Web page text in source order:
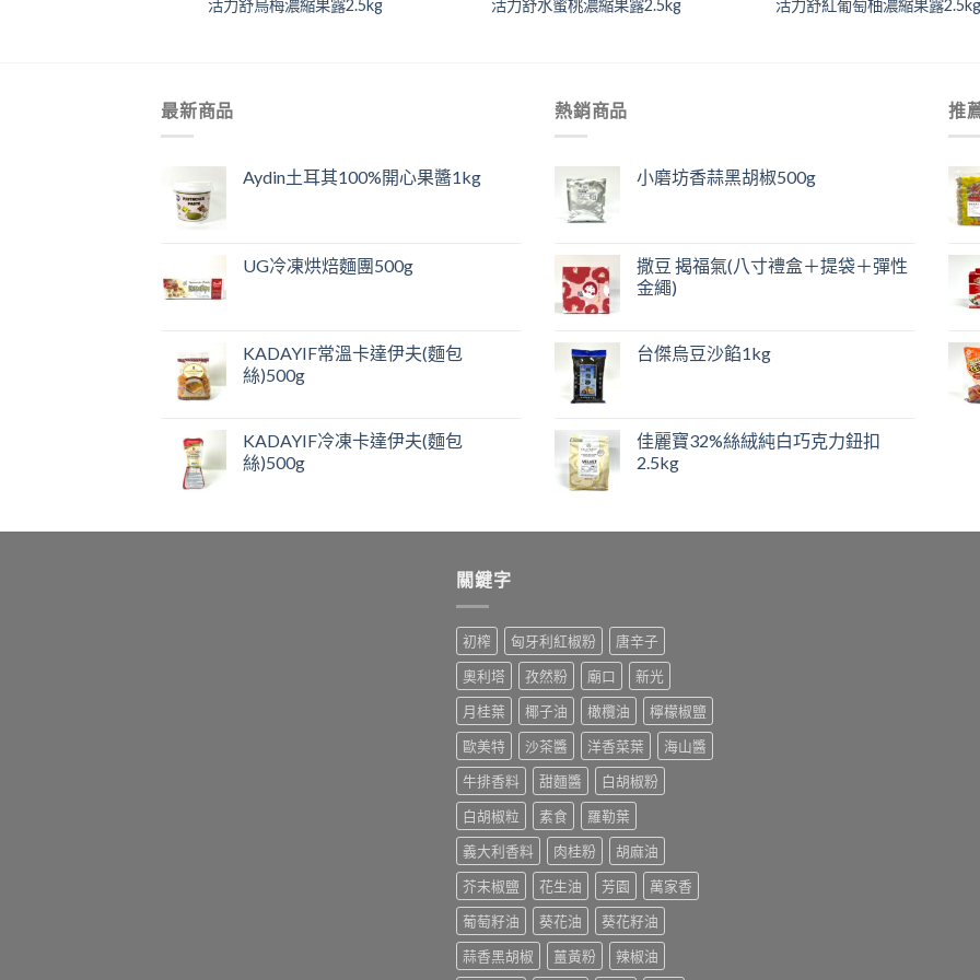
活力舒烏梅濃縮果露2.5kg 活力舒水蜜桃濃縮果露2.5kg 活力舒紅葡萄柚濃縮果露2.5kg
最新商品
Aydin土耳其100%開心果醬1kg
UG冷凍烘焙麵團500g
KADAYIF常溫卡達伊夫(麵包
絲)500g
KADAYIF冷凍卡達伊夫(麵包
絲)500g
熱銷商品
小磨坊香蒜黑胡椒500g
撒豆 揭福氣(八寸禮盒＋提袋＋彈性
金繩)
台傑烏豆沙餡1kg
佳麗寶32%絲絨純白巧克力鈕扣
2.5kg
推
關鍵字
初榨 匈牙利紅椒粉
唐辛子
奧利塔
孜然粉 廟口
新光
月桂葉
椰子油 橄欖油
檸檬椒鹽
歐美特
沙茶醬 洋香菜葉
海山醬
牛排香料
甜麵醬
白胡椒粉
白胡椒粒
素食
羅勒葉
義大利香料
肉桂粉
胡麻油
芥末椒鹽
花生油 芳園
萬家香
葡萄籽油
葵花油
葵花籽油
蒜香黑胡椒
薑黃粉 辣椒油